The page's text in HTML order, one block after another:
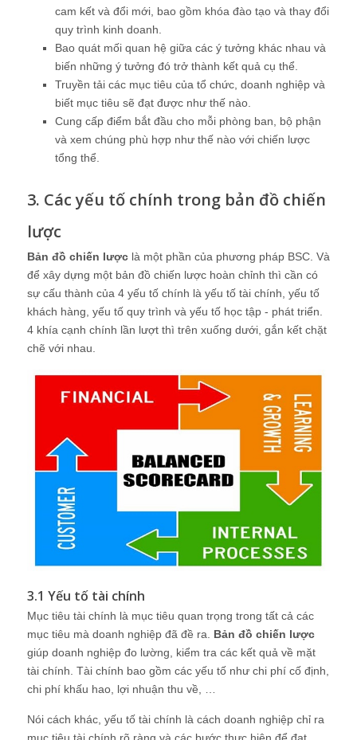
cam kết và đổi mới, bao gồm khóa đào tạo và thay đổi
quy trình kinh doanh.
Bao quát mối quan hệ giữa các ý tưởng khác nhau và
biến những ý tưởng đó trở thành kết quả cụ thể.
Truyền tải các mục tiêu của tổ chức, doanh nghiệp và
biết mục tiêu sẽ đạt được như thế nào.
Cung cấp điểm bắt đầu cho mỗi phòng ban, bộ phận
và xem chúng phù hợp như thế nào với chiến lược
tổng thể.
3. Các yếu tố chính trong bản đồ chiến
lược
Bản đồ chiến lược là một phần của phương pháp BSC. Và
để xây dựng một bản đồ chiến lược hoàn chỉnh thì cần có
sự cấu thành của 4 yếu tố chính là yếu tố tài chính, yếu tố
khách hàng, yếu tố quy trình và yếu tố học tập - phát triển.
4 khía cạnh chính lần lượt thì trên xuống dưới, gắn kết chặt
chẽ với nhau.
3.1 Yếu tố tài chính
Mục tiêu tài chính là mục tiêu quan trọng trong tất cả các
mục tiêu mà doanh nghiệp đã đề ra. Bản đồ chiến lược
giúp doanh nghiệp đo lường, kiểm tra các kết quả về mặt
tài chính. Tài chính bao gồm các yếu tố như chi phí cố định,
chi phí khấu hao, lợi nhuận thu về, …
Nói cách khác, yếu tố tài chính là cách doanh nghiệp chỉ ra
mục tiêu tài chính rõ ràng và các bước thực hiện để đạt